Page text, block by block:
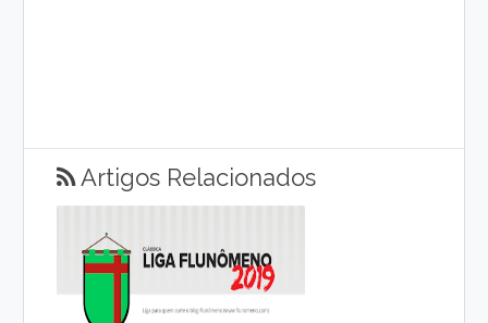
Artigos Relacionados